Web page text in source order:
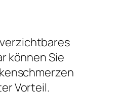
können Sie
Vorteil.